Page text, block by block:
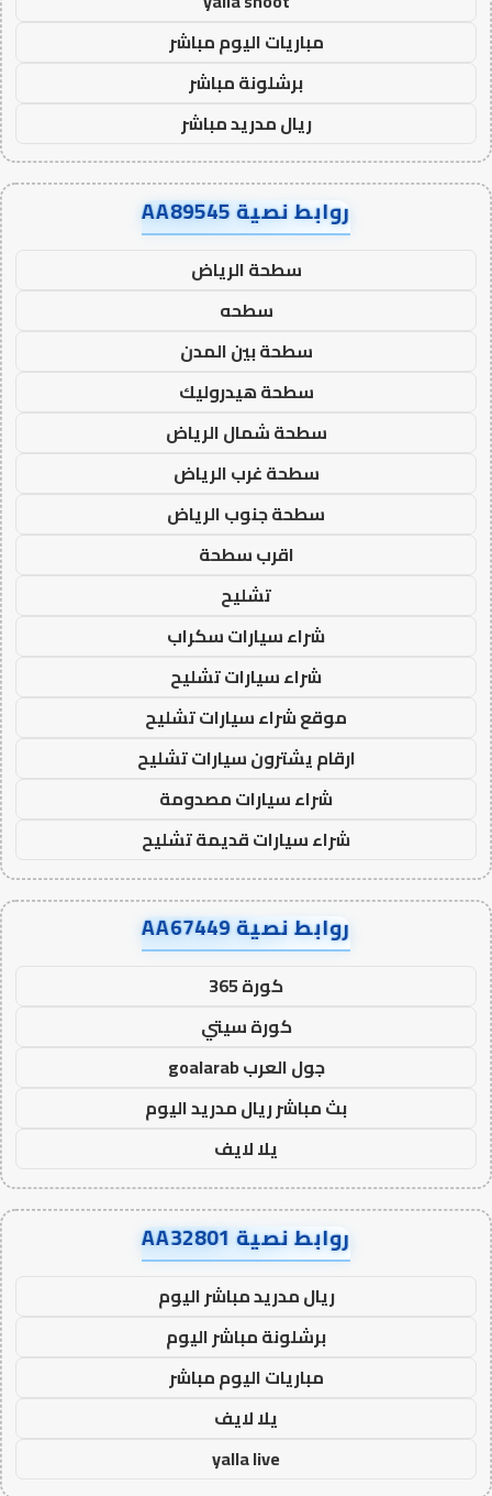
مباريات اليوم مباشر
برشلونة مباشر
ريال مدريد مباشر
روابط نصية AA89545
سطحة الرياض
سطحه
سطحة بين المدن
سطحة هيدروليك
سطحة شمال الرياض
سطحة غرب الرياض
سطحة جنوب الرياض
اقرب سطحة
تشليح
شراء سيارات سكراب
شراء سيارات تشليح
موقع شراء سيارات تشليح
ارقام يشترون سيارات تشليح
شراء سيارات مصدومة
شراء سيارات قديمة تشليح
روابط نصية AA67449
كورة 365
كورة سيتي
جول العرب goalarab
بث مباشر ريال مدريد اليوم
يلا لايف
روابط نصية AA32801
ريال مدريد مباشر اليوم
برشلونة مباشر اليوم
مباريات اليوم مباشر
يلا لايف
yalla live